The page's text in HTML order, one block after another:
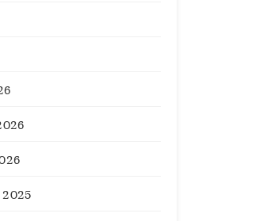
2025